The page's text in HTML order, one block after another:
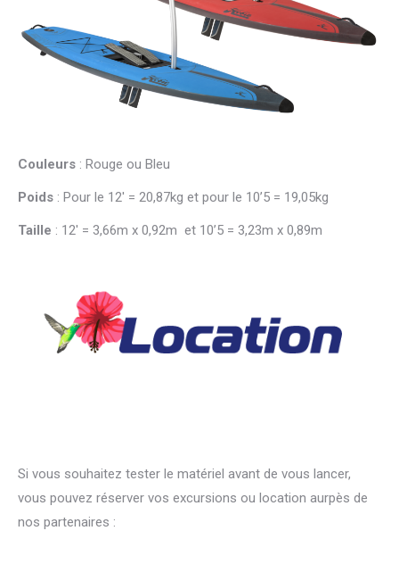
Couleurs : Rouge ou Bleu
Poids : Pour le 12′ = 20,87kg et pour le 10’5 = 19,05kg
Taille : 12′ = 3,66m x 0,92m et 10’5 = 3,23m x 0,89m
Si vous souhaitez tester le matériel avant de vous lancer,
vous pouvez réserver vos excursions ou location aurpès de
nos partenaires :